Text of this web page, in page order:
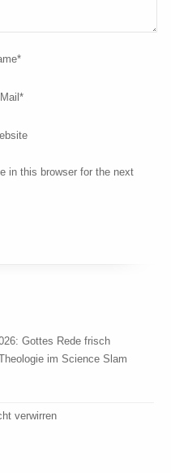
*
*
in this browser for the next
Gottes Rede frisch
im Science Slam
verwirren